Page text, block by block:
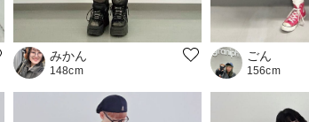
みかん
148cm
ごん
156cm